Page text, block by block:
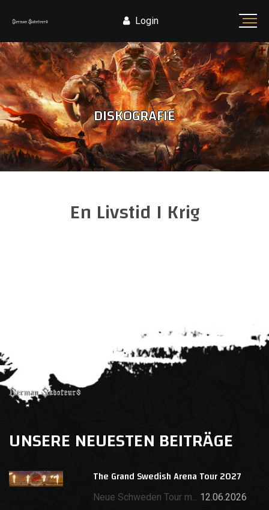
Login
DISKOGRAFIE
En Livstid I Krig
UNSERE NEUESTEN BEITRÄGE
The Grand Swedish Arena Tour 2027
Neue Schweden Tour m... 12.06.2026